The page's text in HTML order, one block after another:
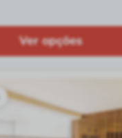
Ver opções